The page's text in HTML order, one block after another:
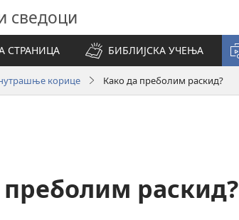
сведоци
СТРАНИЦА
БИБЛИЈСКА УЧЕЊА
корице Како да преболим раскид?
раскид?